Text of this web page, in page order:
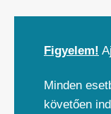
Figyelem!
Minden
követően